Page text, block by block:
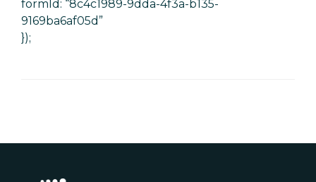
formId: “8c4c1989-9dda-4f3a-b135-
9169ba6af05d”
});